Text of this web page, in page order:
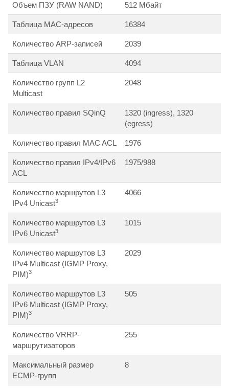
Объем ПЗУ (RAW NAND) 512 Мбайт
Таблица MAC-адресов 16384
Количество ARP-записей 2039
Таблица VLAN 4094
Количество групп L2
Multicast
2048
Количество правил SQinQ
1320 (ingress), 1320
(egress)
Количество правил MAC ACL 1976
Количество правил IPv4/IPv6
ACL
1975/988
Количество маршрутов L3
IPv4 Unicast3
4066
Количество маршрутов L3
IPv6 Unicast3
1015
Количество маршрутов L3
IPv4 Multicast (IGMP Proxy,
PIM)3
2029
Количество маршрутов L3
IPv6 Multicast (IGMP Proxy,
PIM)3
505
Количество VRRP-
маршрутизаторов
255
Максимальный размер
ECMP-групп
8